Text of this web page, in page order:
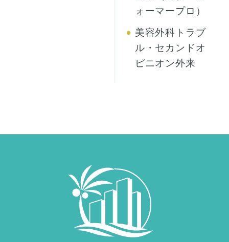
ォーマープロ）
美容外科トラブ
ル・セカンドオ
ピニオン外来